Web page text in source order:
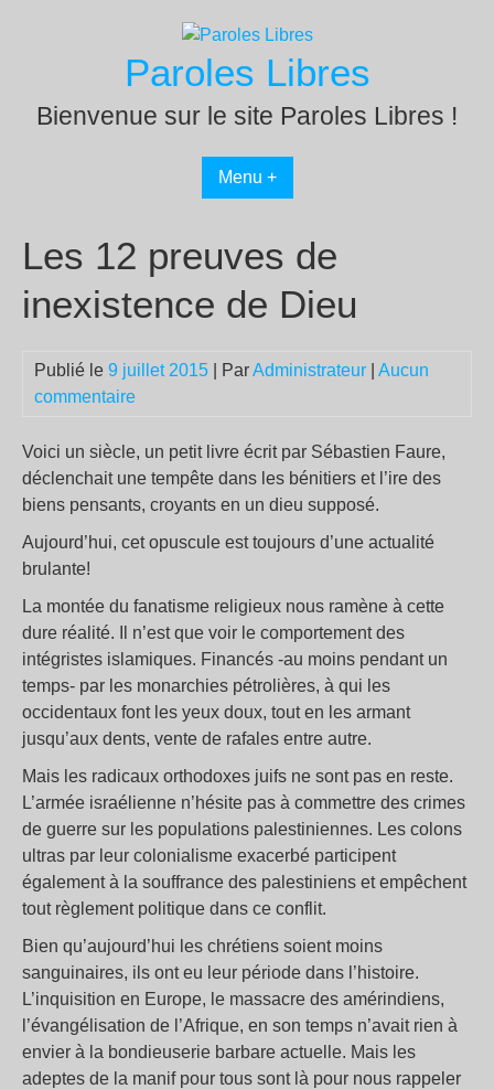
Paroles Libres
Bienvenue sur le site Paroles Libres !
Menu +
Les 12 preuves de
inexistence de Dieu
Publié le 9 juillet 2015 | ParAdministrateur
Aucun
commentaire
Voici un siècle, un petit livre écrit par Sébastien Faure,
déclenchait une tempête dans les bénitiers et l’ire des
biens pensants, croyants en un dieu supposé.
Aujourd’hui, cet opuscule est toujours d’une actualité
brulante!
La montée du fanatisme religieux nous ramène à cette
dure réalité. Il n’est que voir le comportement des
intégristes islamiques. Financés -au moins pendant un
temps- par les monarchies pétrolières, à qui les
occidentaux font les yeux doux, tout en les armant
jusqu’aux dents, vente de rafales entre autre.
Mais les radicaux orthodoxes juifs ne sont pas en reste.
L’armée israélienne n’hésite pas à commettre des crimes
de guerre sur les populations palestiniennes. Les colons
ultras par leur colonialisme exacerbé participent
également à la souffrance des palestiniens et empêchent
tout règlement politique dans ce conflit.
Bien qu’aujourd’hui les chrétiens soient moins
sanguinaires, ils ont eu leur période dans l’histoire.
L’inquisition en Europe, le massacre des amérindiens,
l’évangélisation de l’Afrique, en son temps n’avait rien à
envier à la bondieuserie barbare actuelle. Mais les
adeptes de la manif pour tous sont là pour nous rappeler